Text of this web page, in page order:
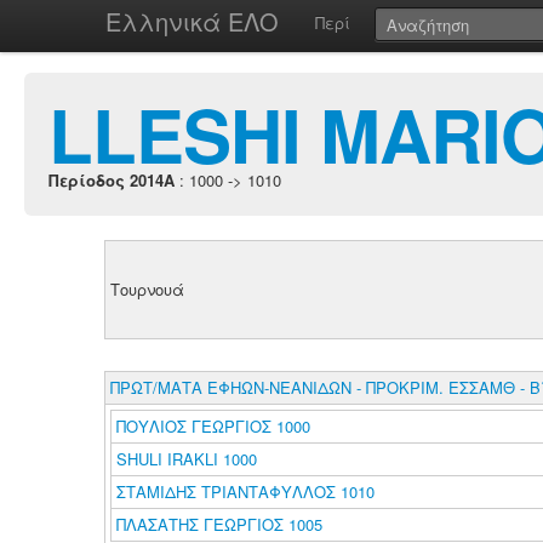
Ελληνικά ΕΛΟ Περί
LLESHI
Περίοδος 2014A : 1000 -> 1010
Τουρνουά
ΠΡΩΤ/ΜΑΤΑ ΕΦΗΩΝ-ΝΕΑΝΙΔΩΝ - ΠΡΟΚΡΙΜ. ΕΣΣΑΜΘ -
ΠΟΥΛΙΟΣ ΓΕΩΡΓΙΟΣ 1000
SHULI IRAKLI 1000
ΣΤΑΜΙΔΗΣ ΤΡΙΑΝΤΑΦΥΛΛΟΣ 1010
ΠΛΑΣΑΤΗΣ ΓΕΩΡΓΙΟΣ 1005